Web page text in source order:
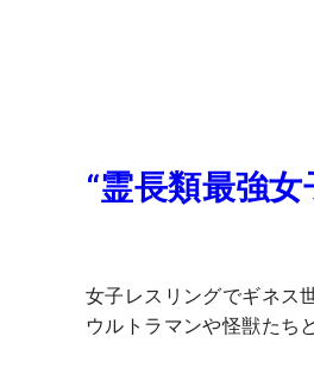
“霊長類最強
女子レスリングでギネス
ウルトラマンや怪獣たち